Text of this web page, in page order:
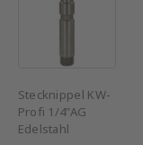
Stecknippel KW-
Profi 1/4"AG
Edelstahl